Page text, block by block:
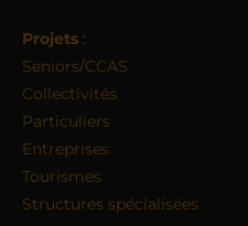
Projets :
Seniors/CCAS
Collectivités
Particuliers
Entreprises
Tourismes
Structures spécialisées